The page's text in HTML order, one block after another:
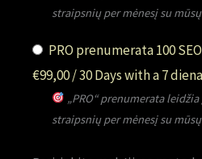
straipsnių per mėnesį su
PRO prenumerata 100
€99,00/30 Dayswith a 7
„PRO“ prenumerata
straipsnių per mėnesį su